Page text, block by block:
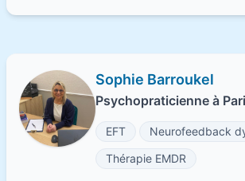
Sophie Barroukel
Psychopraticienne à
EFT
Neurofeedback
Thérapie EMDR